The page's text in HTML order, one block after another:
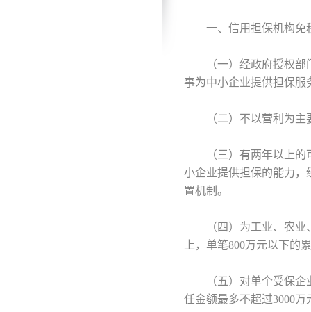
一、信用担保机构免
（一）经政府授权部门
事为中小企业提供担保服
（二）不以营利为主要
（三）有两年以上的可
小企业提供担保的能力，
置机制。
（四）为工业、农业、
上，单笔800万元以下的
（五）对单个受保企业
任金额最多不超过3000万